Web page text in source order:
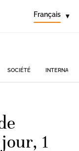
Français ▾
SOCIÉTÉ
1